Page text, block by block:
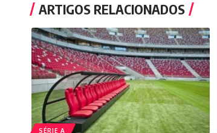
ARTIGOS RELACIONADOS
SÉRIE A